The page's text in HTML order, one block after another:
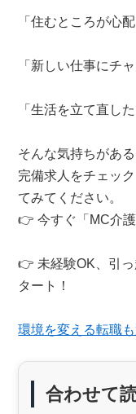
「住むところが心配
「新しい仕事にチ
「生活を立て直した
そんな気持ちがあ
完備求人をチェッ
てみてください。
👉 今すぐ「MC介
👉 未経験OK、引
タート！
環境を変える転職
合わせて